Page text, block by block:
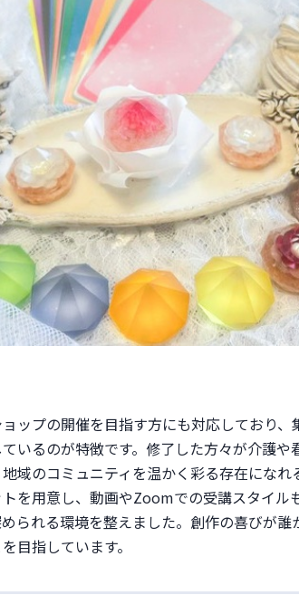
ップの開催を目指す方にも対応しており、
いるのが特徴です。修了した方々が介護や
域のコミュニティを温かく彩る存在になれ
を用意し、動画やZoomでの受講スタイル
られる環境を整えました。創作の喜びが
目指しています。